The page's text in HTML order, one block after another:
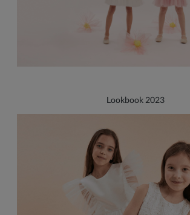
Lookbook 2023